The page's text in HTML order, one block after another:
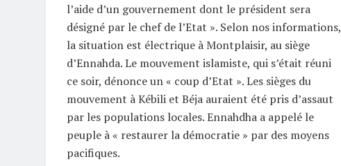
l’aide d’un gouvernement dont le président sera
désigné par le chef de l’Etat ». Selon nos informations,
la situation est électrique à Montplaisir, au siège
d’Ennahda. Le mouvement islamiste, qui s’était réuni
ce soir, dénonce un « coup d’Etat ». Les sièges du
mouvement à Kébili et Béja auraient été pris d’assaut
par les populations locales. Ennahdha a appelé le
peuple à « restaurer la démocratie » par des moyens
pacifiques.